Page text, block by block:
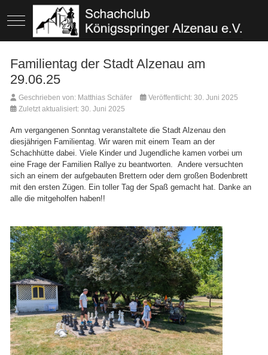
Mobile Menu Toggle
Familientag der Stadt Alzenau am
29.06.25
Geschrieben von: Matthias Schäfer
Veröffentlicht: 30. Juni 2025
Zuletzt aktualisiert: 30. Juni 2025
Am vergangenen Sonntag veranstaltete die Stadt Alzenau den
diesjährigen Familientag. Wir waren mit einem Team an der
Schachhütte dabei. Viele Kinder und Jugendliche kamen vorbei um
eine Frage der Familien Rallye zu beantworten. Andere versuchten
sich an einem der aufgebauten Brettern oder dem großen Bodenbrett
mit den ersten Zügen. Ein toller Tag der Spaß gemacht hat. Danke an
alle die mitgeholfen haben!!